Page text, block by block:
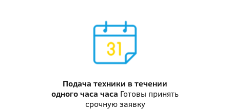
Подача техники в течении
одного часа часа Готовы принять
срочную заявку